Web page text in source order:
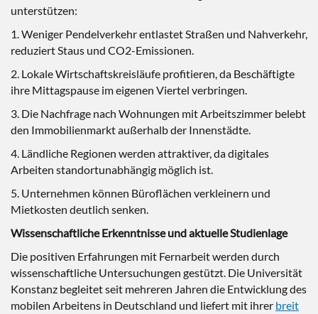
unterstützen:
1. Weniger Pendelverkehr entlastet Straßen und Nahverkehr,
reduziert Staus und CO2-Emissionen.
2. Lokale Wirtschaftskreisläufe profitieren, da Beschäftigte
ihre Mittagspause im eigenen Viertel verbringen.
3. Die Nachfrage nach Wohnungen mit Arbeitszimmer belebt
den Immobilienmarkt außerhalb der Innenstädte.
4. Ländliche Regionen werden attraktiver, da digitales
Arbeiten standortunabhängig möglich ist.
5. Unternehmen können Büroflächen verkleinern und
Mietkosten deutlich senken.
Wissenschaftliche Erkenntnisse und aktuelle Studienlage
Die positiven Erfahrungen mit Fernarbeit werden durch
wissenschaftliche Untersuchungen gestützt. Die Universität
Konstanz begleitet seit mehreren Jahren die Entwicklung des
mobilen Arbeitens in Deutschland und liefert mit ihrer breit